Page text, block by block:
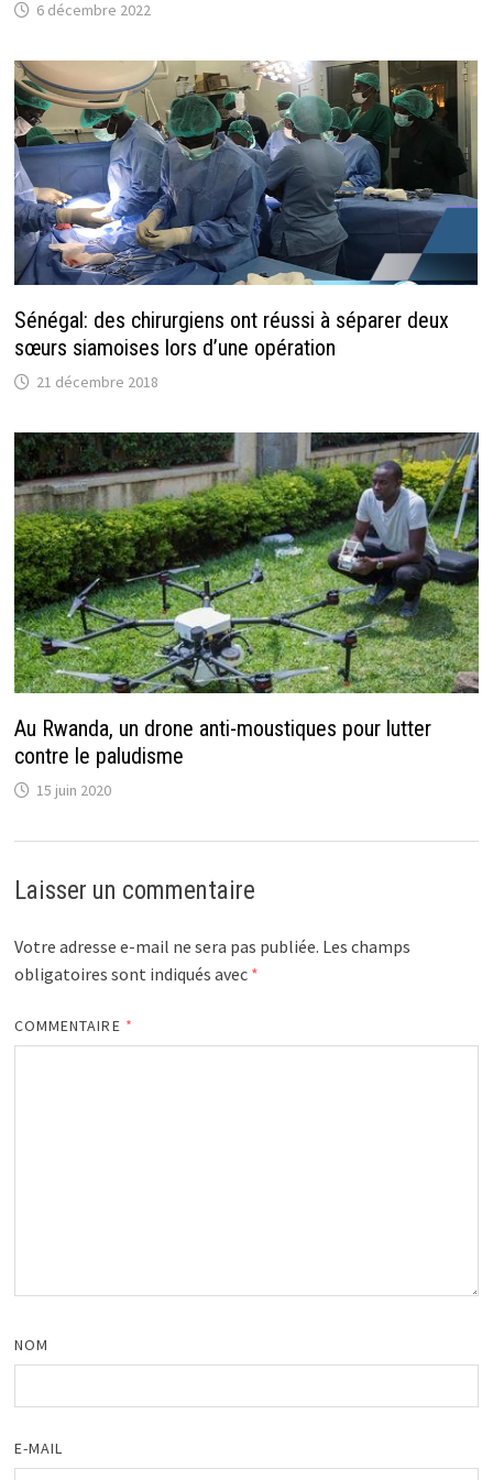
6 décembre 2022
Sénégal: des chirurgiens ont réussi à séparer deux
sœurs siamoises lors d’une opération
21 décembre 2018
Au Rwanda, un drone anti-moustiques pour lutter
contre le paludisme
15 juin 2020
Laisser un commentaire
Votre adresse e-mail ne sera pas publiée. Les champs
obligatoires sont indiqués avec *
COMMENTAIRE *
NOM
E-MAIL